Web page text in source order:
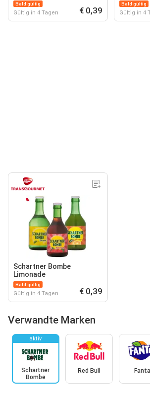
Bald gültig
Gültig in 4 Tagen € 0,39
Bald gültig
Gültig in 4
Schartner Bombe
Limonade
Bald gültig
Gültig in 4 Tagen € 0,39
Verwandte Marken
aktiv
Schartner
Bombe
Red Bull Fanta